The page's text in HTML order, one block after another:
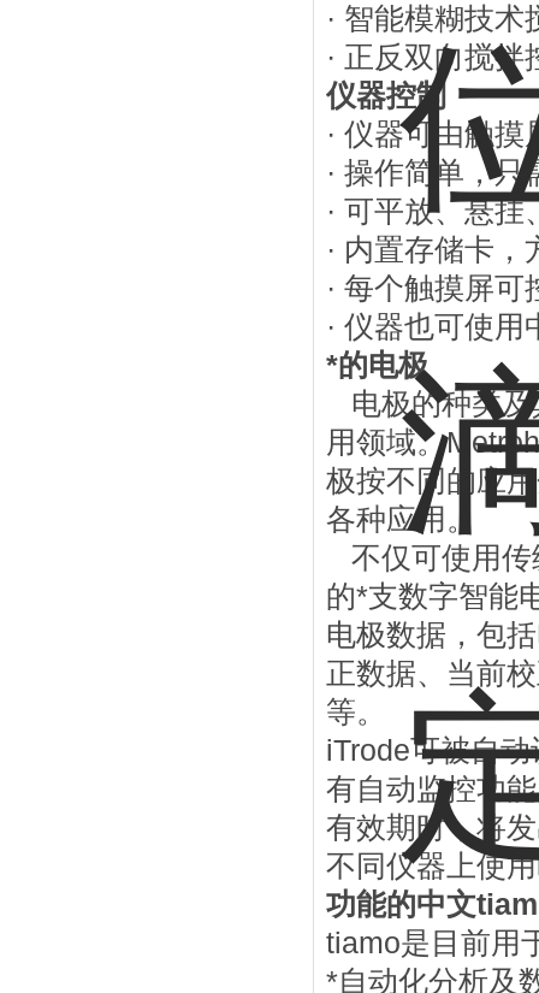
· 智能模糊技
· 正反双向搅
仪器控制
· 仪器可由触
· 操作简单，
· 可平放、悬
· 内置存储卡
· 每个触摸屏
· 仪器也可使
*的电极
电极的种类及
用领域。
极按不同的应
各种应用。
不仅可使用传
的*支数字智能
电极数据，包
正数据、当前
等。
iTrode可被自
有自动监控功
有效期时，将
不同仪器上使
功能的中文
tiamo是目前用
*自动化分析及